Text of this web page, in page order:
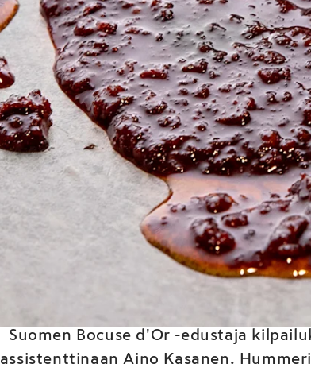
Hummeri XO
Suomen Bocuse d'Or -edustaja
assistenttinaan Aino Kasanen.